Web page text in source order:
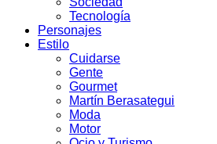
Tecnología
Personajes
Estilo
Cuidarse
Gente
Gourmet
Martín Berasategui
Moda
Motor